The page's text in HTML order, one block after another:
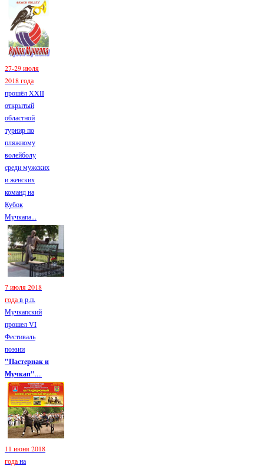
27-29 июля
2018 года
прошёл XXII
открытый
областной
турнир по
пляжному
волейболу
среди мужских
и женских
команд на
Кубок
Мучкапа...
7 июля 2018
годав р.п.
Мучкапский
прошел VI
Фестиваль
поэзии
"Пастернак и
Мучкап"....
11 июня 2018
годана